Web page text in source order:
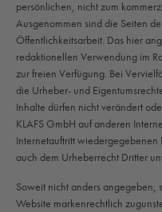
persönlichen, nicht zum
Ausgenommen sind die Seiten
Öffentlichkeitsarbeit. Das hier
redaktionellen Verwendung im
zur freien Verfügung. Bei
die Urheber- und
Inhalte dürfen nicht verändert
KLAFS GmbH auf anderen
Internetauftritt
auch dem Urheberrecht Dritter
Soweit nicht anders
Website markenrechtlich